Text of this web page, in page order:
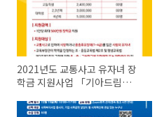
2021년도 교통사고 유자녀 장
학금 지원사업 「기아드림
청안내